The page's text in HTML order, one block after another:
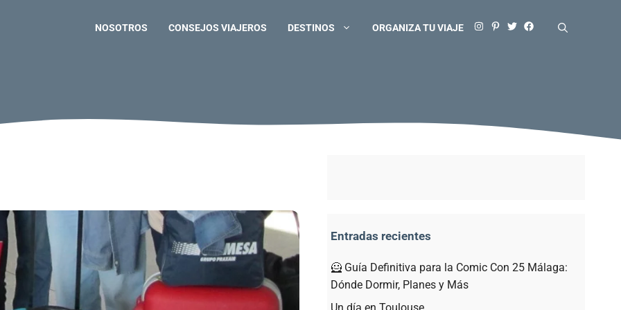
NOSOTROS CONSEJOS VIAJEROS DESTINOS ORGANIZA TU VIAJE
Entradas recientes
🦸 Guía Definitiva para la Comic Con 25 Málaga:
Dónde Dormir, Planes y Más